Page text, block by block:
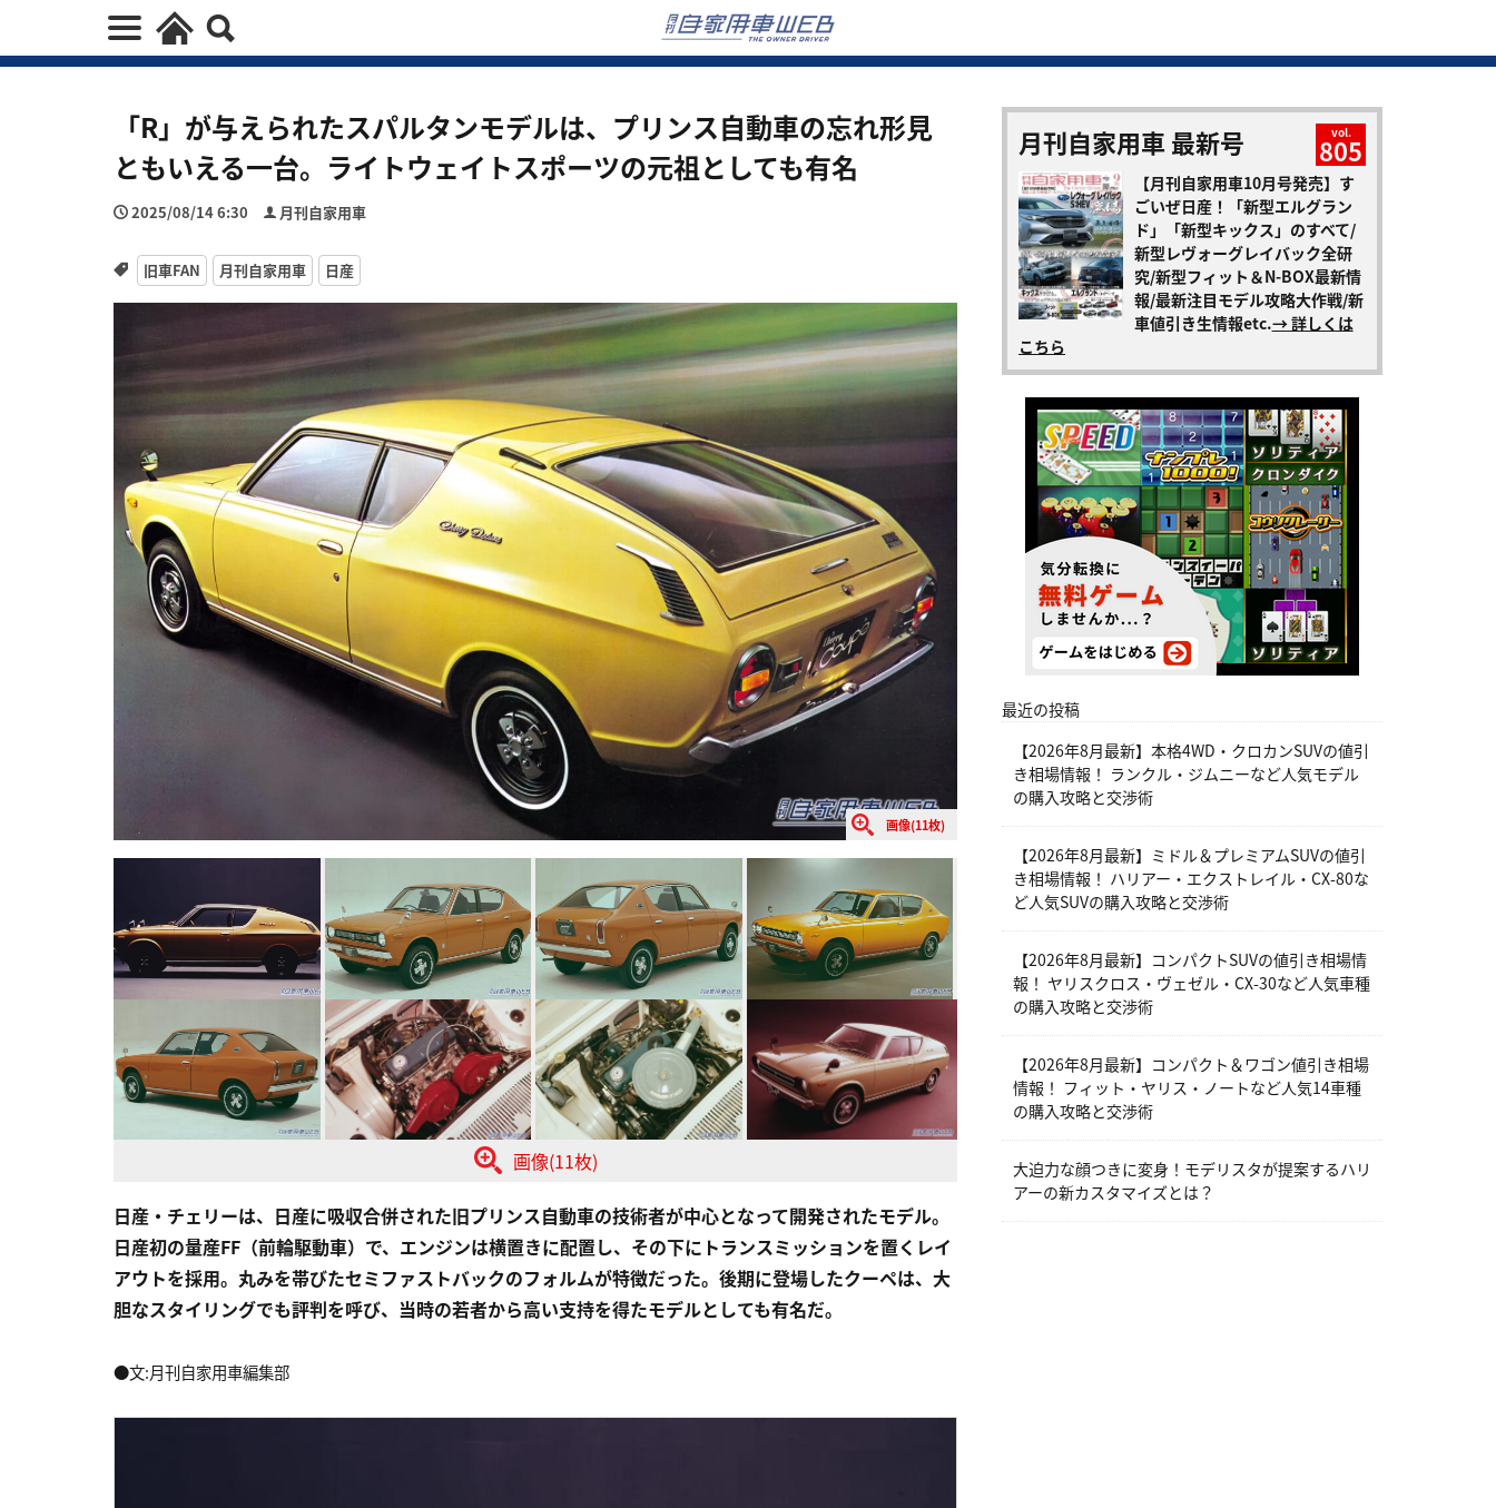
「R」が与えられたスパルタンモデルは、プリンス自動車の忘れ形見
ともいえる一台。ライトウェイトスポーツの元祖としても有名
2025/08/14 6:30 月刊自家用車
旧車FAN 月刊自家用車 日産
画像(11枚)
画像(11枚)
日産・チェリーは、日産に吸収合併された旧プリンス自動車の技術者が中心となって開発されたモデル。
日産初の量産FF（前輪駆動車）で、エンジンは横置きに配置し、その下にトランスミッションを置くレイ
アウトを採用。丸みを帯びたセミファストバックのフォルムが特徴だった。後期に登場したクーペは、大
胆なスタイリングでも評判を呼び、当時の若者から高い支持を得たモデルとしても有名だ。
●文:月刊自家用車編集部
月刊自家用車 最新号 vol.
805
【月刊自家用車10月号発売】す
ごいぜ日産！「新型エルグラン
ド」「新型キックス」のすべて/
新型レヴォーグレイバック全研
究/新型フィット＆N-BOX最新情
報/最新注目モデル攻略大作戦/新
車値引き生情報etc.→ 詳しくは
こちら
最近の投稿
【2026年8月最新】本格4WD・クロカンSUVの値引
き相場情報！ ランクル・ジムニーなど人気モデル
の購入攻略と交渉術
【2026年8月最新】ミドル＆プレミアムSUVの値引
き相場情報！ ハリアー・エクストレイル・CX-80な
ど人気SUVの購入攻略と交渉術
【2026年8月最新】コンパクトSUVの値引き相場情
報！ ヤリスクロス・ヴェゼル・CX-30など人気車種
の購入攻略と交渉術
【2026年8月最新】コンパクト＆ワゴン値引き相場
情報！ フィット・ヤリス・ノートなど人気14車種
の購入攻略と交渉術
大迫力な顔つきに変身！モデリスタが提案するハリ
アーの新カスタマイズとは？